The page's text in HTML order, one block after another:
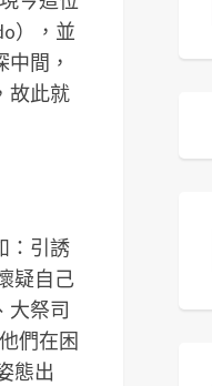
），並
間，
故此就
：引誘
疑自己
大祭司
們在困
態出